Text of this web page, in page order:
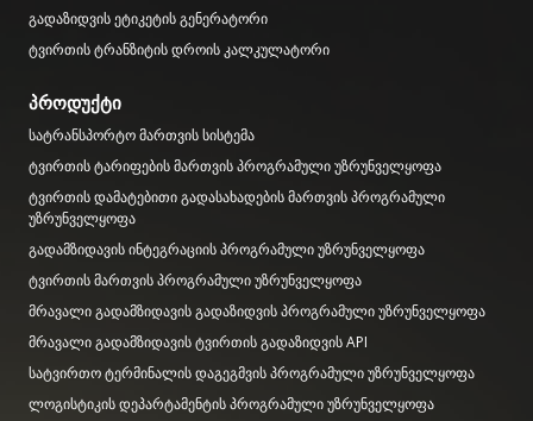
გადაზიდვის ეტიკეტის გენერატორი
ტვირთის ტრანზიტის დროის კალკულატორი
პროდუქტი
სატრანსპორტო მართვის სისტემა
ტვირთის ტარიფების მართვის პროგრამული უზრუნველყოფა
ტვირთის დამატებითი გადასახადების მართვის პროგრამული
უზრუნველყოფა
გადამზიდავის ინტეგრაციის პროგრამული უზრუნველყოფა
ტვირთის მართვის პროგრამული უზრუნველყოფა
მრავალი გადამზიდავის გადაზიდვის პროგრამული უზრუნველყოფა
მრავალი გადამზიდავის ტვირთის გადაზიდვის API
სატვირთო ტერმინალის დაგეგმვის პროგრამული უზრუნველყოფა
ლოგისტიკის დეპარტამენტის პროგრამული უზრუნველყოფა